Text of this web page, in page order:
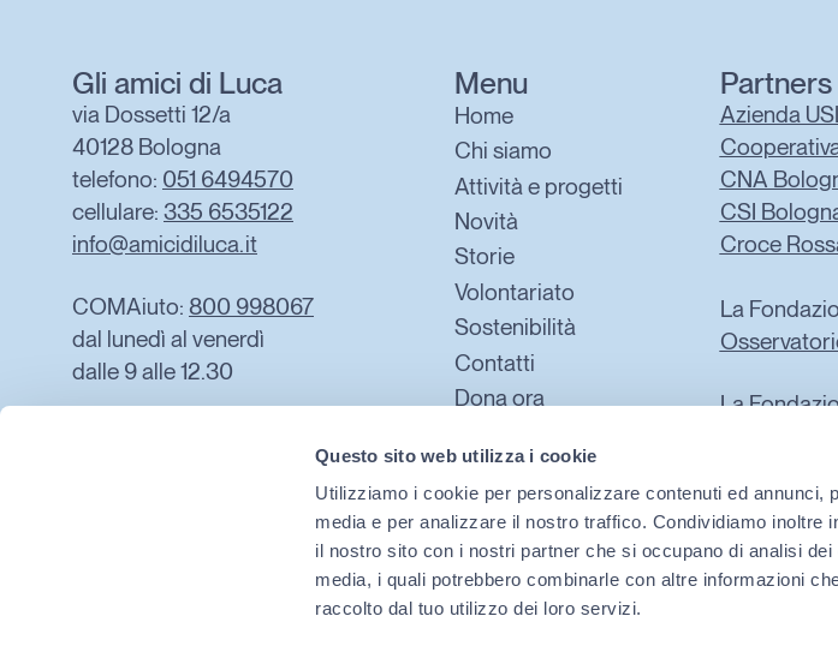
Questo sito web utilizza i cookie
Utilizziamo i cookie per personalizzare contenuti ed annunci,
media e per analizzare il nostro traffico. Condividiamo inoltre
il nostro sito con i nostri partner che si occupano di analisi
media, i quali potrebbero combinarle con altre informazioni
raccolto dal tuo utilizzo dei loro servizi.
Gli amici di Luca
via Dossetti 12/a
40128 Bologna
telefono: 051 6494570
cellulare: 335 6535122
info@amicidiluca.it
COMAiuto: 800 998067
dal lunedì al venerdì
dalle 9 alle 12.30
Menu
Home
Chi siamo
Attività e progetti
Novità
Storie
Volontariato
Sostenibilità
Contatti
Dona ora
Partners
Azienda
CNA
CSI
Croce
La
La
VOLABO